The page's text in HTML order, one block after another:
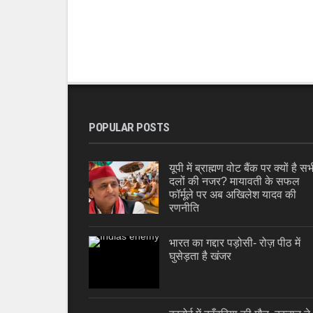
POPULAR POSTS
यूपी में ब्राह्मण वोट बैंक पर क्यों है
दलों की नजर? मायावती के सफल
फॉर्मूले पर अब अखिलेश यादव की
रणनीति
भारत का गद्दार पड़ोसी- रोज़ पीठ में
घुसेड़ता है खंजर